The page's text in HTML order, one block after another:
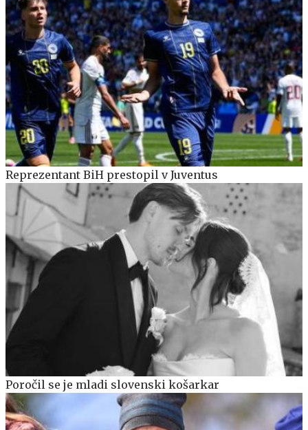
Reprezentant BiH prestopil v Juventus
Poročil se je mladi slovenski košarkar